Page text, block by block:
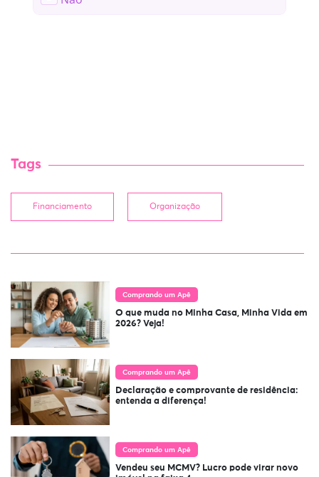
Tags
Financiamento Organização
Comprando um Apê
O que muda no Minha Casa, Minha Vida em
2026? Veja!
Comprando um Apê
Declaração e comprovante de residência:
entenda a diferença!
Comprando um Apê
Vendeu seu MCMV? Lucro pode virar novo